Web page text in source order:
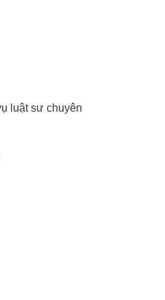
luật sư chuyên